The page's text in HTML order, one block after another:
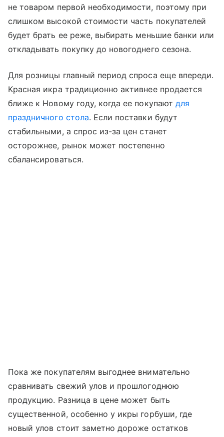
не товаром первой необходимости, поэтому при
слишком высокой стоимости часть покупателей
будет брать ее реже, выбирать меньшие банки или
откладывать покупку до новогоднего сезона.
Для розницы главный период спроса еще впереди.
Красная икра традиционно активнее продается
ближе к Новому году, когда ее покупают для
праздничного стола. Если поставки будут
стабильными, а спрос из-за цен станет
осторожнее, рынок может постепенно
сбалансироваться.
Пока же покупателям выгоднее внимательно
сравнивать свежий улов и прошлогоднюю
продукцию. Разница в цене может быть
существенной, особенно у икры горбуши, где
новый улов стоит заметно дороже остатков